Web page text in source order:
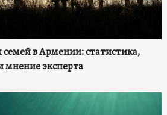
в Армении: статистика,
мнение эксперта